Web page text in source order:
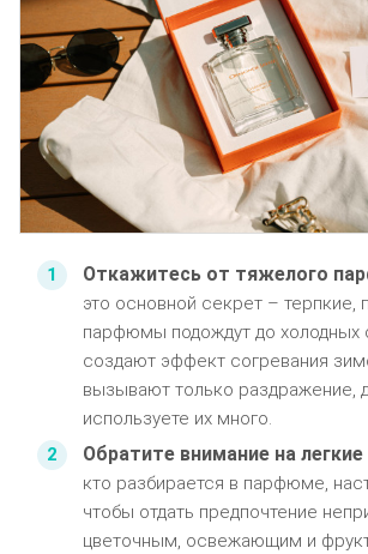
Откажитесь от тяжелого
это основной секрет – терпкие,
парфюмы подождут до холодных
создают эффект согревания
вызывают только раздражение,
используете их много.
Обратите внимание на
кто разбирается в парфюме,
чтобы отдать предпочтение
цветочным, освежающим и